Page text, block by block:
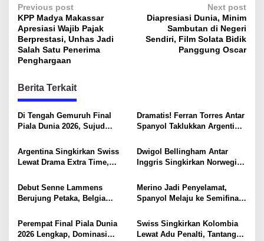
P
o
s
t
a
v
i
a
i
n
Previous post
KPP Madya Makassar
Apresiasi Wajib Pajak
Berprestasi, Unhas Jadi
Salah Satu Penerima
Penghargaan
Next post
Diapresiasi Dunia, Minim
Sambutan di Negeri
Sendiri, Film Solata Bidik
Panggung Oscar
Berita Terkait
Di Tengah Gemuruh Final
Piala Dunia 2026, Sujud
Hati Dunia
Dramatis! Ferran Torres Antar
Spanyol Taklukkan Argentina,
Argentina Singkirkan Swiss
Lewat Drama Extra Time,
Dwigol Bellingham Antar
Inggris Singkirkan Norwegia,
2026 Digenggam
Debut Senne Lammens
Berujung Petaka, Belgia
2026
Merino Jadi Penyelamat,
Spanyol Melaju ke Semifinal
Perempat Final Piala Dunia
2026 Lengkap, Dominasi
Swiss Singkirkan Kolombia
Lewat Adu Penalti, Tantang